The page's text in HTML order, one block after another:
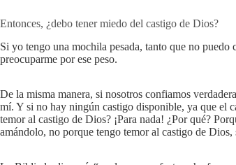
Entonces, ¿debo tener miedo del castigo de Dios?
Si yo tengo una mochila pesada, tanto que no
preocuparme por ese peso.
De la misma manera, si nosotros confiamos
mí. Y si no hay ningún castigo disponible, ya que el
temor al castigo de Dios? ¡Para nada! ¿Por qué?
amándolo, no porque tengo temor al castigo de